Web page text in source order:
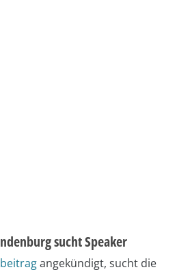
sucht Speaker
angekündigt, sucht die